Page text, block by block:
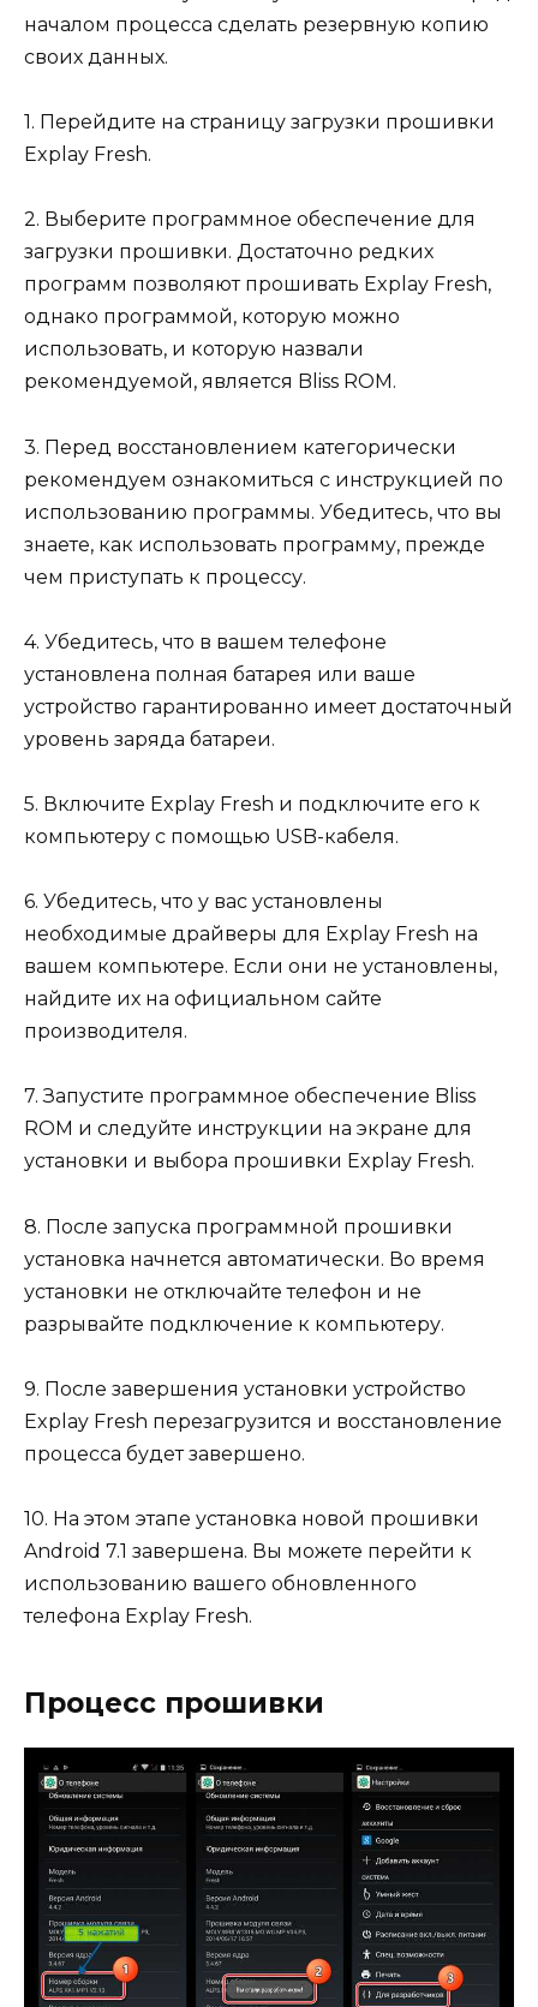
началом процесса сделать резервную копию
своих данных.
1. Перейдите на страницу загрузки прошивки
Explay Fresh.
2. Выберите программное обеспечение для
загрузки прошивки. Достаточно редких
программ позволяют прошивать Explay Fresh,
однако программой, которую можно
использовать, и которую назвали
рекомендуемой, является Bliss ROM.
3. Перед восстановлением категорически
рекомендуем ознакомиться с инструкцией по
использованию программы. Убедитесь, что вы
знаете, как использовать программу, прежде
чем приступать к процессу.
4. Убедитесь, что в вашем телефоне
установлена полная батарея или ваше
устройство гарантированно имеет достаточный
уровень заряда батареи.
5. Включите Explay Fresh и подключите его к
компьютеру с помощью USB-кабеля.
6. Убедитесь, что у вас установлены
необходимые драйверы для Explay Fresh на
вашем компьютере. Если они не установлены,
найдите их на официальном сайте
производителя.
7. Запустите программное обеспечение Bliss
ROM и следуйте инструкции на экране для
установки и выбора прошивки Explay Fresh.
8. После запуска программной прошивки
установка начнется автоматически. Во время
установки не отключайте телефон и не
разрывайте подключение к компьютеру.
9. После завершения установки устройство
Explay Fresh перезагрузится и восстановление
процесса будет завершено.
10. На этом этапе установка новой прошивки
Android 7.1 завершена. Вы можете перейти к
использованию вашего обновленного
телефона Explay Fresh.
Процесс прошивки